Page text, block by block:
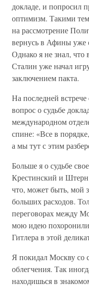
докладе, и попросил
оптимизм. Такими
на рассмотрение
вернусь в Афины уже
Однако я не знал, что
Сталин уже начал
заключением пакта.
На последней
вопрос о судьбе
международном
спине: «Все в
а мы тут с этим
Больше я о судьбе
Крестинский и Штерн
что, может быть, мой
больших расходов.
переговорах между
мою идею
Гитлера в этой
Я покидал Москву со
облегчения. Так
находишься в